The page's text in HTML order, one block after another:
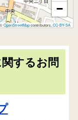
−
OpenStreetMapcontributors, CC-BY-SA
するお問